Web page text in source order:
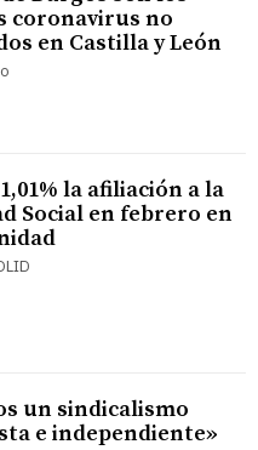
coronavirus no
en Castilla y León
la afiliación a la
Social en febrero en
un sindicalismo
e independiente»